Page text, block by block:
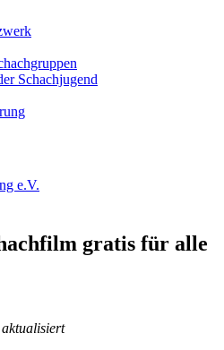
Schachjugend
gratis für alle